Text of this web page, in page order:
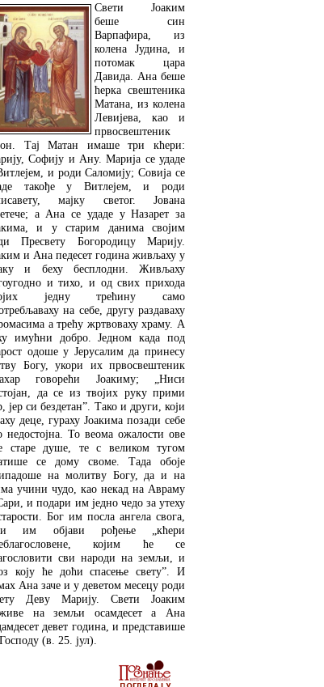
Свети Јоаким
беше син
Варпафира, из
колена Јудина, и
потомак цара
Давида. Ана беше
ћерка свештеника
Матана, из колена
Левијева, као и
првосвештеник
Тај Матан имаше три кћери:
Софију и Ану. Марија се удаде
и роди Саломију; Совија се
такође у Витлејем, и роди
мајку светог. Јована
а Ана се удаде у Назарет за
и у старим данима својим
Пресвету Богородицу Марију.
и Ана педесет година живљаху у
и беху бесплодни. Живљаху
и тихо, и од свих прихода
једну трећину само
на себе, другу раздаваху
а трећу жртвоваху храму. А
имућни добро. Једном када под
одоше у Јерусалим да принесу
Богу, укори их првосвештеник
говорећи Јоакиму; „Ниси
да се из твојих руку прими
јер си бездетан”. Тако и други, који
деце, гураху Јоакима позади себе
недостојна. То веома ожалости ове
старе душе, те с великом тугом
се дому своме. Тада обоје
на молитву Богу, да и на
учини чудо, као некад на Авраму
и подари им једно чедо за утеху
Бог им посла ангела свога,
им објави рођење „кћери
којим ће се
сви народи на земљи, и
коју ће доћи спасење свету”. И
Ана заче и у деветом месецу роди
Деву Марију. Свети Јоаким
на земљи осамдесет а Ана
девет година, и представише
(в. 25. јул).